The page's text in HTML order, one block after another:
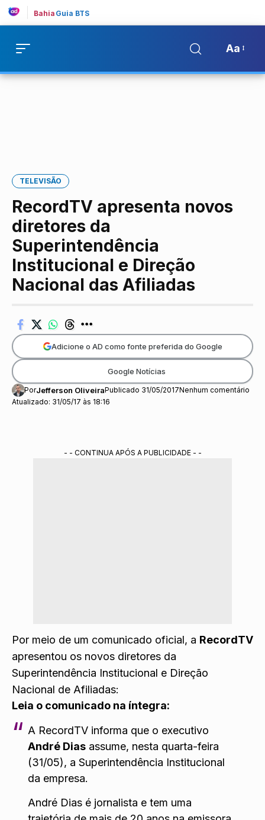
Bahia Guia BTS
Aa
TELEVISÃO
RecordTV apresenta novos
diretores da
Superintendência
Institucional e Direção
Nacional das Afiliadas
Atualizado: 31/05/17 às 18:16
PorJefferson OliveiraPublicado 31/05/2017Nenhum comentário
Adicione o AD como fonte preferida do Google
Google Notícias
- - CONTINUA APÓS A PUBLICIDADE - -
Por meio de um comunicado oficial, a RecordTV
apresentou os novos diretores da
Superintendência Institucional e Direção
Nacional de Afiliadas:
Leia o comunicado na íntegra:
A RecordTV informa que o executivo
André Dias assume, nesta quarta-feira
(31/05), a Superintendência Institucional
da empresa.
André Dias é jornalista e tem uma